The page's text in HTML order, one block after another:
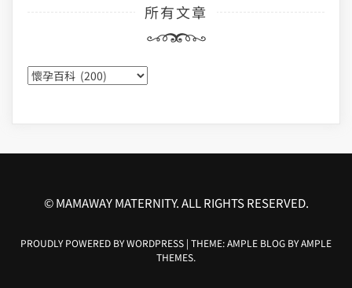
所有文章
所
有
章
© MAMAWAY MATERNITY. ALL RIGHTS RESERVED.
PROUDLY POWERED BY WORDPRESS | THEME: AMPLE BLOG BYAMPLE
THEMES.